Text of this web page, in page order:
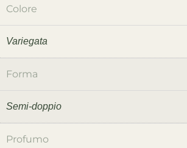
Colore
Variegata
Forma
Semi-doppio
Profumo